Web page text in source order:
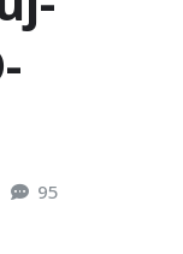
95